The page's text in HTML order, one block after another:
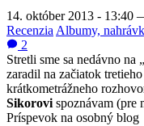
14. október 2013 - 13:40
Recenzia Albumy,
2
Stretli sme sa nedávno
zaradil na začiatok
krátkometrážneho
Sikorovi spoznávam (pre
Príspevok na osobný blog